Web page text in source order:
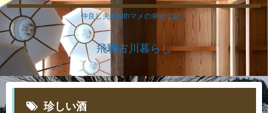
仲良し夫婦withマメの幸せな日々
飛騨古川暮らし
珍しい酒